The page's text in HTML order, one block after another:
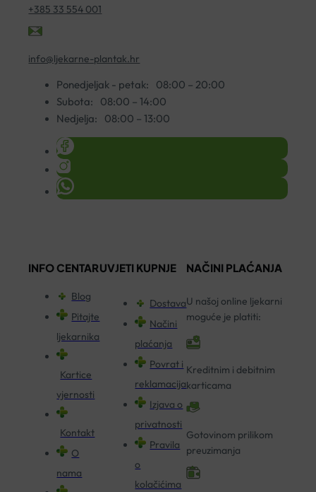
+385 33 554 001
info@ljekarne-plantak.hr
Ponedjeljak - petak:
08:00 – 20:00
Subota:
08:00 – 14:00
Nedjelja:
08:00 – 13:00
INFO CENTAR
Blog
Pitajte
ljekarnika
Kartice
vjernosti
Kontakt
O
nama
UVJETI KUPNJE
Dostava
Načini
plaćanja
Povrat i
reklamacija
Izjava o
privatnosti
Pravila
o
kolačićima
NAČINI PLAĆANJA
U našoj online ljekarni
moguće je platiti:
Kreditnim i debitnim
karticama
Gotovinom prilikom
preuzimanja